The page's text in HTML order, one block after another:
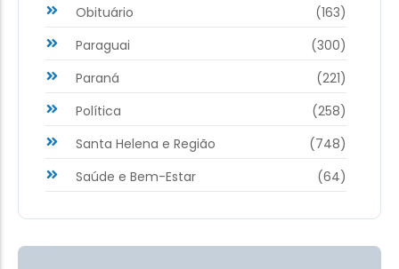
Obituário
(163)
Paraguai
(300)
Paraná
(221)
Política
(258)
Santa Helena e Região
(748)
Saúde e Bem-Estar
(64)